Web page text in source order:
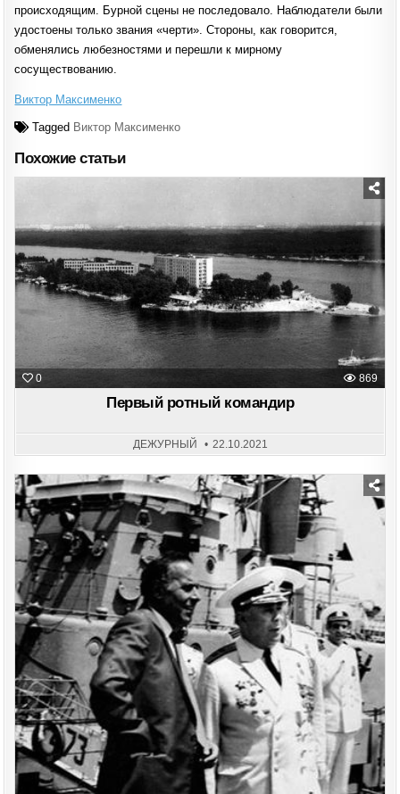
происходящим. Бурной сцены не последовало. Наблюдатели были
удостоены только звания «черти». Стороны, как говорится,
обменялись любезностями и перешли к мирному
сосуществованию.
Виктор Максименко
Tagged Виктор Максименко
Похожие статьи
0 869
in
Первый ротный командир
ДЕЖУРНЫЙ 22.10.2021
Posted
in